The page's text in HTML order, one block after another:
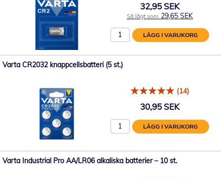
32,95 SEK
Så lågt som 29,65 SEK
LÄGG I VARUKORG
Varta CR2032 knappcellsbatteri (5 st.)
(14)
30,95 SEK
LÄGG I VARUKORG
Varta Industrial Pro AA/LR06 alkaliska batterier – 10 st.